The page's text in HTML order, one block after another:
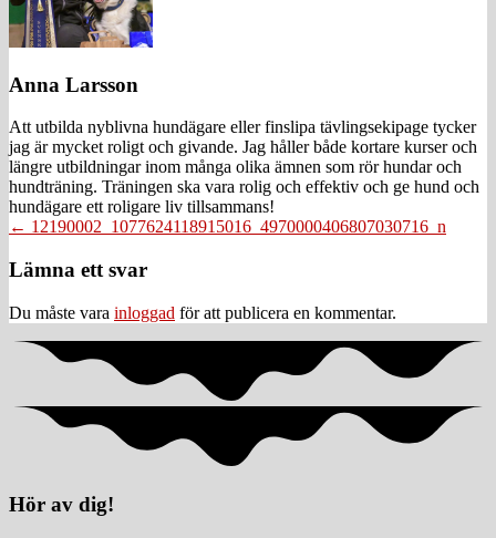
Anna Larsson
Att utbilda nyblivna hundägare eller finslipa tävlingsekipage tycker
jag är mycket roligt och givande. Jag håller både kortare kurser och
längre utbildningar inom många olika ämnen som rör hundar och
hundträning. Träningen ska vara rolig och effektiv och ge hund och
hundägare ett roligare liv tillsammans!
Posts
navigation
← 12190002_1077624118915016_4970000406807030716_n
Läsarkommentarer
Lämna ett svar
Du måste vara inloggad för att publicera en kommentar.
Hör av dig!